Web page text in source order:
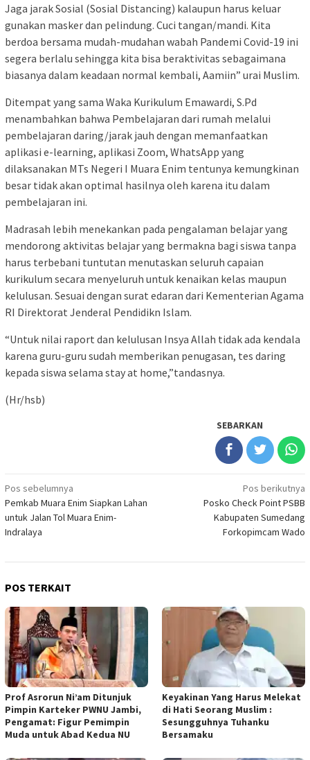
Jaga jarak Sosial (Sosial Distancing) kalaupun harus keluar
gunakan masker dan pelindung. Cuci tangan/mandi. Kita
berdoa bersama mudah-mudahan wabah Pandemi Covid-19 ini
segera berlalu sehingga kita bisa beraktivitas sebagaimana
biasanya dalam keadaan normal kembali, Aamiin” urai Muslim.
Ditempat yang sama Waka Kurikulum Emawardi, S.Pd
menambahkan bahwa Pembelajaran dari rumah melalui
pembelajaran daring/jarak jauh dengan memanfaatkan
aplikasi e-learning, aplikasi Zoom, WhatsApp yang
dilaksanakan MTs Negeri I Muara Enim tentunya kemungkinan
besar tidak akan optimal hasilnya oleh karena itu dalam
pembelajaran ini.
Madrasah lebih menekankan pada pengalaman belajar yang
mendorong aktivitas belajar yang bermakna bagi siswa tanpa
harus terbebani tuntutan menutaskan seluruh capaian
kurikulum secara menyeluruh untuk kenaikan kelas maupun
kelulusan. Sesuai dengan surat edaran dari Kementerian Agama
RI Direktorat Jenderal Pendidikn Islam.
“Untuk nilai raport dan kelulusan Insya Allah tidak ada kendala
karena guru-guru sudah memberikan penugasan, tes daring
kepada siswa selama stay at home,”tandasnya.
(Hr/hsb)
SEBARKAN
Navigasi
pos
Pos sebelumnya
Pemkab Muara Enim Siapkan Lahan
untuk Jalan Tol Muara Enim-
Indralaya
Pos berikutnya
Posko Check Point PSBB
Kabupaten Sumedang
Forkopimcam Wado
POS TERKAIT
Prof Asrorun Ni’am Ditunjuk
Pimpin Karteker PWNU Jambi,
Pengamat: Figur Pemimpin
Muda untuk Abad Kedua NU
Keyakinan Yang Harus Melekat
di Hati Seorang Muslim :
Sesungguhnya Tuhanku
Bersamaku